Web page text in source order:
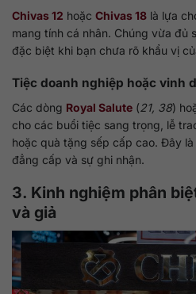
Chivas 12 hoặc Chivas 18 là lựa
mang tính cá nhân. Chúng vừa đủ
đặc biệt khi bạn chưa rõ khẩu vị
Tiệc doanh nghiệp hoặc vinh
Các dòng Royal Salute (21, 38)
cho các buổi tiệc sang trọng, lễ
hoặc quà tặng sếp cấp cao. Đây
đẳng cấp và sự ghi nhận.
3. Kinh nghiệm phân
và giả